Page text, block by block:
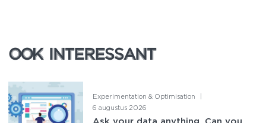
OOK INTERESSANT
OOK INTERESSANT
Experimentation & Optimisation
6 augustus 2026